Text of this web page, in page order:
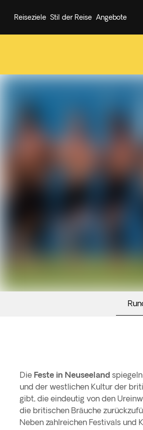
Reiseziele Stil der Reise Angebote
Die Feste in Neuseeland
und der westlichen Kultur der
gibt, die eindeutig von den
die britischen Bräuche
Neben zahlreichen Festivals und